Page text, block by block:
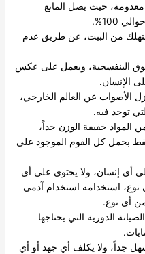
معدومة، حيث يصل المانع
100%.
من البيت، عن طريق عدم
البنفسجية، ويعمل على عكس
الإنسان.
الأصوات عن العالم الخارجي،
توجد فيه.
المواد خفيفة الوزن جداً،
بحمل كل الفوم الموجود على
أي إنسان، ولا يحتوي على أي
استخدامه استخدام آدمي
أي نوع.
الدورية التي يحتاجها
جداً، ولا يكلف أي جهد أو أي